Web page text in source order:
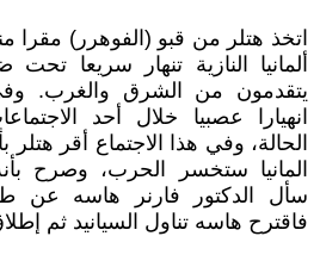
ألمانيا النازية تنهار سريعا تحت
يتقدمون من الشرق والغرب.
انهيارا عصبيا خلال أحد
الحالة، وفي هذا الاجتماع أقر هتلر
المانيا ستخسر الحرب، وصرح
سأل الدكتور فارنر هاسه عن
فاقترح هاسه تناول السيانيد ثم